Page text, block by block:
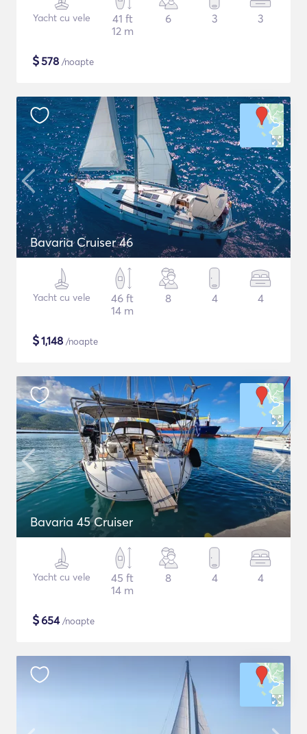
Yacht cu vele
41 ft
12 m
6 3 3
$578 /noapte
Bavaria Cruiser 46
Yacht cu vele
46 ft
14 m
8 4 4
$1,148 /noapte
Bavaria 45 Cruiser
Yacht cu vele
45 ft
14 m
8 4 4
$654/noapte